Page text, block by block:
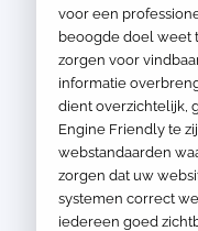
voor een
beoogde doel weet
zorgen voor
informatie
dient overzichtelijk,
Engine Friendly te
webstandaarden
zorgen dat uw
systemen correct
iedereen goed